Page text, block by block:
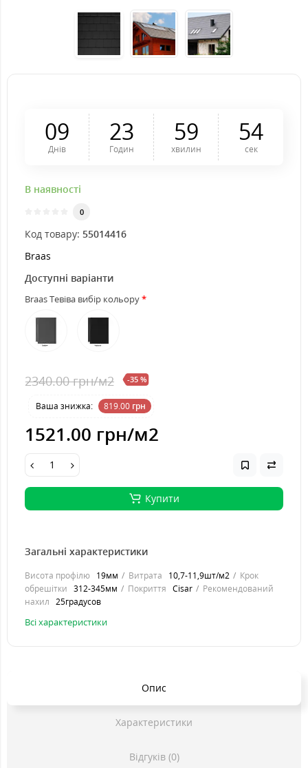
09
Днів
23
Годин
59
хвилин
53
сек
В наявності
0
Код товару: 55014416
Braas
Доступні варіанти
Braas Тевіва вибір кольору
2340.00 грн/м2 -35 %
Ваша знижка: 819.00 грн
1521.00 грн/м2
Купити
Загальні характеристики
Висота профілю 19мм Витрата 10,7-11,9шт/м2
Крок
обрешітки 312-345мм Покриття Cisar
Рекомендований
нахил 25градусов
Всі характеристики
Опис
Характеристики
Відгуків (0)